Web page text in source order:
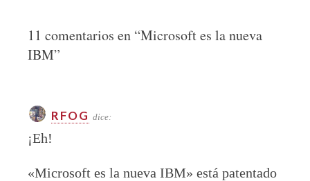
11 comentarios en “Microsoft es la nueva
IBM”
RFOG dice:
¡Eh!
«Microsoft es la nueva IBM» está patentado